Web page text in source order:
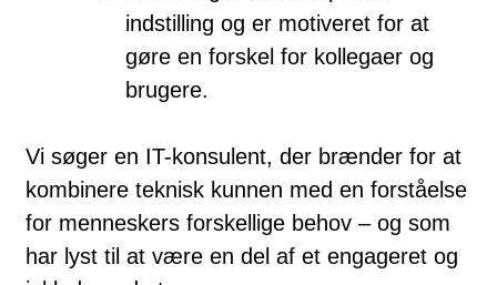
indstilling og er motiveret for at
gøre en forskel for kollegaer og
brugere.
Vi søger en IT-konsulent, der brænder for at
kombinere teknisk kunnen med en forståelse
for menneskers forskellige behov – og som
har lyst til at være en del af et engageret og